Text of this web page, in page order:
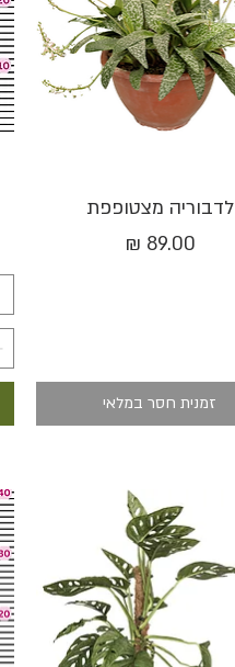
תצוגה מהירה
לדבוריה מצטופפת
מחיר
זמנית חסר במלאי